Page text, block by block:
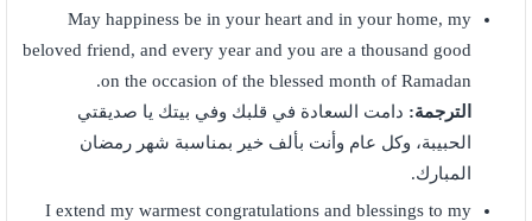
May happiness be in your heart and in your home, my
beloved friend, and every year and you are a thousand good
on the occasion of the blessed month of Ramadan.
الترجمة: دامت السعادة في قلبك وفي بيتك يا صديقتي
الحبيبة، وكل عام وأنت بألف خير بمناسبة شهر رمضان
المبارك.
I extend my warmest congratulations and blessings to my